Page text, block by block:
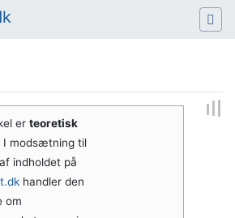
er teoretisk
I modsætning til
indholdet på
handler den
om